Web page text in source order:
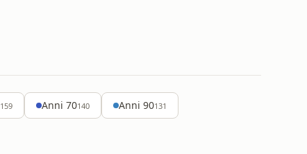
159 Anni 70140 Anni 90131